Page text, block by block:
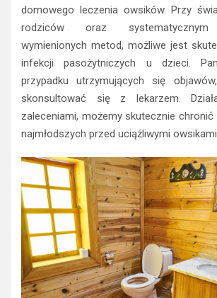
domowego leczenia owsików. Przy
rodziców oraz systematycznym
wymienionych metod, możliwe jest
infekcji pasożytniczych u dzieci.
przypadku utrzymujących się
skonsultować się z lekarzem.
zaleceniami, możemy skutecznie
najmłodszych przed uciążliwymi owsikami.